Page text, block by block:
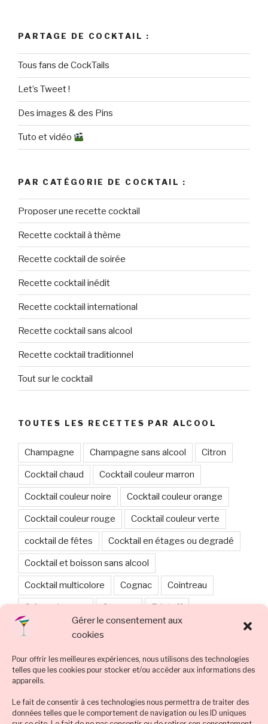
Gérer le consentement aux
cookies
Pour offrir les meilleures expériences, nous utilisons des technologies
telles que les cookies pour stocker et/ou accéder aux informations des
appareils.
Le fait de consentir à ces technologies nous permettra de traiter des
données telles que le comportement de navigation ou les ID uniques
PARTAGE DE COCKTAIL :
Tous fans de CockTails
Let’s Tweet !
Des images & des Pins
Tuto et vidéo
PAR CATÉGORIE DE COCKTAIL :
Proposer une recette cocktail
Recette cocktail à thème
Recette cocktail de soirée
Recette cocktail inédit
Recette cocktail international
Recette cocktail sans alcool
Recette cocktail traditionnel
Tout sur le cocktail
TOUTES LES RECETTES PAR ALCOOL
Champagne Champagne sans alcool Citron
Cocktail chaud Cocktail couleur marron
Cocktail couleur noire Cocktail couleur orange
Cocktail couleur rouge Cocktail couleur verte
cocktail de fêtes Cocktail en étages ou degradé
Cocktail et boisson sans alcool
Cocktail multicolore Cognac Cointreau
Crème de coco Curaçao Eristoff
Halloween Healthy et sain
Jus de citron Jus de pomme Jus d’ananas
Mocktail Noël & réveillons de fêtes de fin d'année